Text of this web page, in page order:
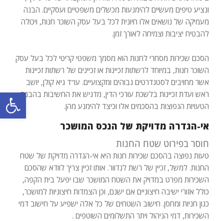
פתח
ונציע טיפים מעשיים להימנעות מכשלים משפטיים ועסקיים. הבנה
מעמיקה של נושאים אלו חיונית לכל בעל עסק השוכר חנות, ויכולה
להבטיח יציבות וצמיחה לאורך זמן.
הסכם שכירות מסחרי לחנות הוא מסמך משפטי קריטי לכל בעל עסק
השוכר חנות, במיוחד לרשתות זכיינות או זכיינים של רשתות זכיינות
אשר מחויבים לסטנדרטים גבוהים ומקצועיים. עו"ד גיא קולן, יושב
ראש ועדת זכיינות בלשכת עורכי הדין, מדגיש את החשיבות בהבנת
הטעויות הנפוצות בהסכמים אלו וכיצד להימנע מהן.
אי-הגדרה מדויקת של הנכס המושכר
חוסר בפירוט שטח החנות
טעות נפוצה בהסכם שכירות חנות היא אי-הגדרה מדויקת של שטח
החנות. למשל, זכיין של רשת לנדוור. אותו זכיין צריך לוודא שהסכם
השכירות מפרט במדויק את השטח המושכר שבו יפעל בית הקפה,
כולל אזורי ישיבה חיצוניים אם ישנם, וכן הצמדות חיצוניות למושכר,
כגון חניות ומחסן. חישוב השטחים של כל אלה ישפיע על חישוב דמי
השכירות, דמי הניהול ויתר התשלומים השוטפים .